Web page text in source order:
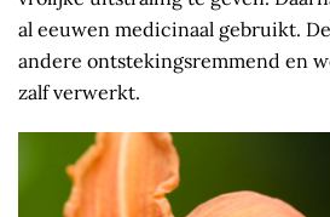
al eeuwen medicinaal gebruikt.
andere ontstekingsremmend en
zalf verwerkt.